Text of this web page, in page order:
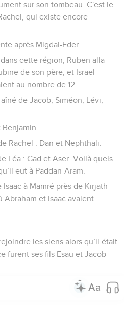
sur son tombeau. C'est le
qui existe encore
après Migdal-Eder.
cette région, Ruben alla
de son père, et Israël
au nombre de 12.
de Jacob, Siméon, Lévi,
Rachel : Dan et Nephthali.
Léa : Gad et Aser. Voilà quels
eut à Paddan-Aram.
à Mamré près de Kirjath-
Abraham et Isaac avaient
les siens alors qu’il était
furent ses fils Esaü et Jacob